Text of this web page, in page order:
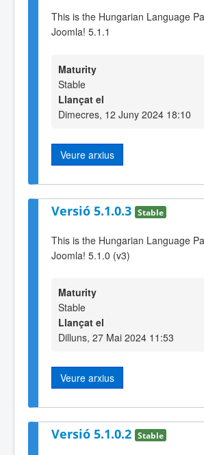
This is the Hungarian Language
Joomla! 5.1.1
Maturity
Stable
Llançat el
Dimecres, 12 Juny 2024 18:10
Veure arxius
Versió 5.1.0.3 Stable
This is the Hungarian Language
Joomla! 5.1.0 (v3)
Maturity
Stable
Llançat el
Dilluns, 27 Mai 2024 11:53
Veure arxius
Versió 5.1.0.2 Stable